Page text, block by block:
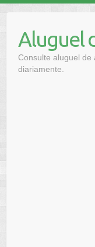
contentAluguel
Consulte aluguel de
diariamente.